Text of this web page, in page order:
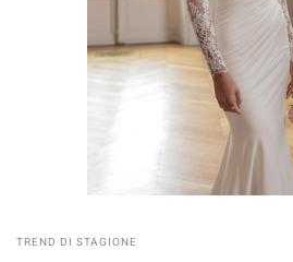
TREND DI STAGIONE